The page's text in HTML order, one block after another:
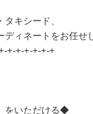
キシード、
ィネートをお任せ
+-+-+-+-+-+
をいただける◆